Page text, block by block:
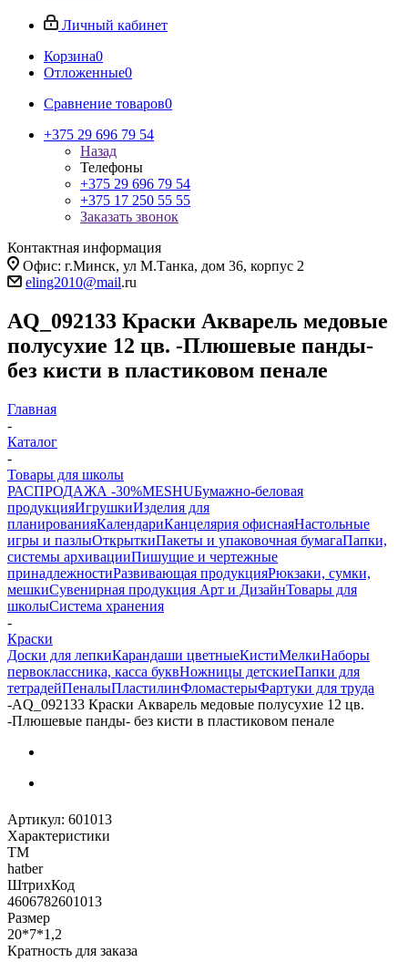
Личный кабинет
Корзина0
Отложенные0
Сравнение товаров0
+375 29 696 79 54
Назад
Телефоны
+375 29 696 79 54
+375 17 250 55 55
Заказать звонок
Контактная информация
Офис: г.Минск, ул М.Танка, дом 36, корпус 2
eling2010@mail.ru
AQ_092133 Краски Акварель медовые
полусухие 12 цв. -Плюшевые панды-
без кисти в пластиковом пенале
Главная
-
Каталог
-
Товары для школы
РАСПРОДАЖА -30%MESHUБумажно-беловая
продукцияИгрушкиИзделия для
планированияКалендариКанцелярия офиснаяНастольные
игры и пазлыОткрыткиПакеты и упаковочная бумагаПапки,
системы архивацииПишущие и чертежные
принадлежностиРазвивающая продукцияРюкзаки, сумки,
мешкиСувенирная продукция Арт и ДизайнТовары для
школыСистема хранения
-
Краски
Доски для лепкиКарандаши цветныеКистиМелкиНаборы
первоклассника, касса буквНожницы детскиеПапки для
тетрадейПеналыПластилинФломастерыФартуки для труда
-AQ_092133 Краски Акварель медовые полусухие 12 цв.
-Плюшевые панды- без кисти в пластиковом пенале
Артикул: 601013
Характеристики
ТМ
hatber
ШтрихКод
4606782601013
Размер
20*7*1,2
Кратность для заказа